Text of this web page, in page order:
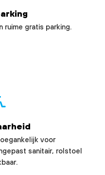
ruime gratis parking.
voor
sanitair, rolstoel